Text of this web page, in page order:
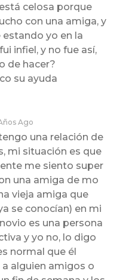
celosa porque
con una amiga, y
estando yo en la
infiel, y no fue así,
de hacer?
su ayuda
Ago
una relación de
mi situación es que
me siento super
una amiga de mo
vieja amiga que
se conocían) en mi
es una persona
y yo no, lo digo
normal que él
a alguien amigos o